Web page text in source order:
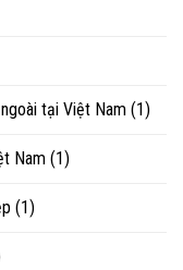
tại Việt Nam (1)
Nam (1)
(1)